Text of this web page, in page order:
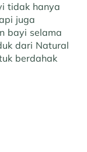
tidak hanya
juga
bayi selama
dari Natural
berdahak